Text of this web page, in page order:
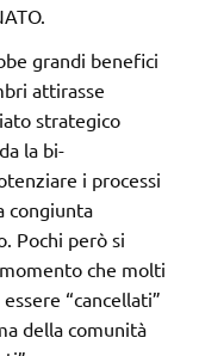
grandi benefici
attirasse
strategico
la bi-
i processi
congiunta
Pochi però si
che molti
“cancellati”
della comunità